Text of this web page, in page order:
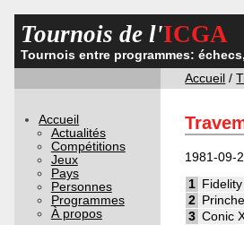
Tournois de l'ICGA
Tournois entre programmes:
Accueil /
Accueil
Actualités
Compétitions
Jeux
Pays
Personnes
Programmes
À propos
1981-09-
1
2
3 Conic